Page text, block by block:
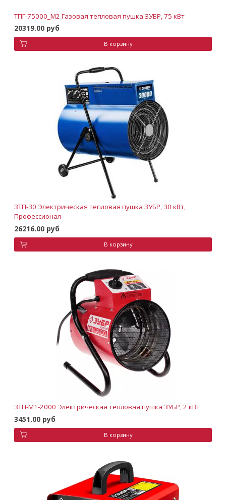
ТПГ-75000_М2 Газовая тепловая пушка ЗУБР, 75 кВт
20319.00 руб
В корзину
ЗТП-30 Электрическая тепловая пушка ЗУБР, 30 кВт,
Профессионал
26216.00 руб
В корзину
ЗТП-М1-2000 Электрическая тепловая пушка ЗУБР, 2 кВт
3451.00 руб
В корзину